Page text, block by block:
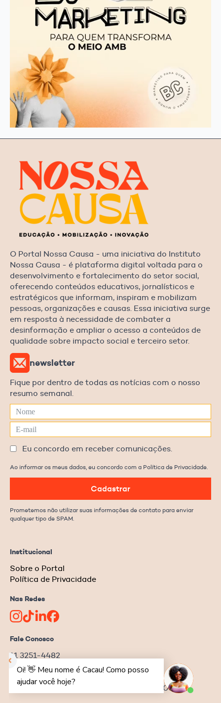
O Portal Nossa Causa - uma iniciativa do Instituto
Nossa Causa - é plataforma digital voltada para o
desenvolvimento e fortalecimento do setor social,
oferecendo conteúdos educativos, jornalísticos e
estratégicos que informam, inspiram e mobilizam
pessoas, organizações e causas. Essa iniciativa surge
em resposta à necessidade de combater a
desinformação e ampliar o acesso a conteúdos de
qualidade sobre impacto social e terceiro setor.
Institucional
Sobre o Portal
Política de Privacidade
Nas Redes
Fale Conosco
11 3251-4482
redacao@ongnews.com.br
Rua Manoel da Nóbrega, 354 – cj.32
Bela Vista | São Paulo–SP | CEP 04001-001
newsletter
Fique por dentro de todas as notícias com o nosso
resumo semanal.
Eu concordo em receber comunicações.
Ao informar os meus dados, eu concordo com a Política de Privacidade.
Cadastrar
Prometemos não utilizar suas informações de contato para enviar
qualquer tipo de SPAM.